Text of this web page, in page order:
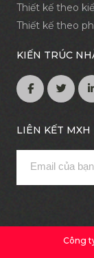
Thiết kế theo
Thiết kế theo
KIẾN TRÚC
LIÊN KẾT MXH
Công